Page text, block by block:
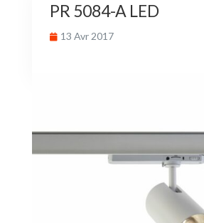
PR 5084-A LED
13 Avr 2017